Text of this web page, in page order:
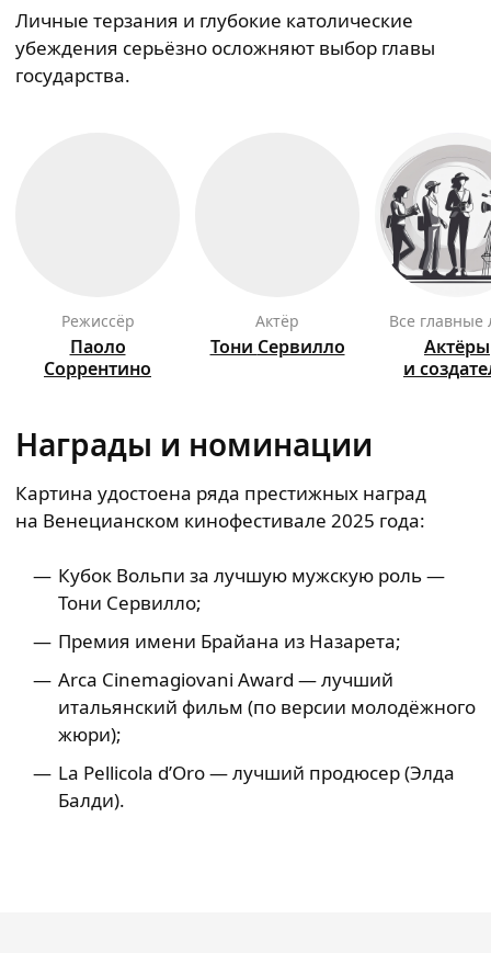
Личные терзания и глубокие католические
убеждения серьёзно осложняют выбор главы
государства.
режиссёр
Паоло
Соррентино
актёр
Тони Сервилло
Все
Актёры
и
Награды и номинации
Картина удостоена ряда престижных наград
на Венецианском кинофестивале 2025 года:
Кубок Вольпи за лучшую мужскую роль —
Тони Сервилло;
Премия имени Брайана из Назарета;
Arca Cinemagiovani Award — лучший
итальянский фильм (по версии молодёжного
жюри);
La Pellicola d’Oro — лучший продюсер (Элда
Балди).